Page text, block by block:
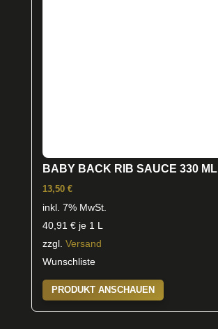
BABY BACK RIB SAUCE 330 ML
13,50 €
inkl. 7% MwSt.
40,91 €je 1 L
zzgl. Versand
Wunschliste
PRODUKT ANSCHAUEN